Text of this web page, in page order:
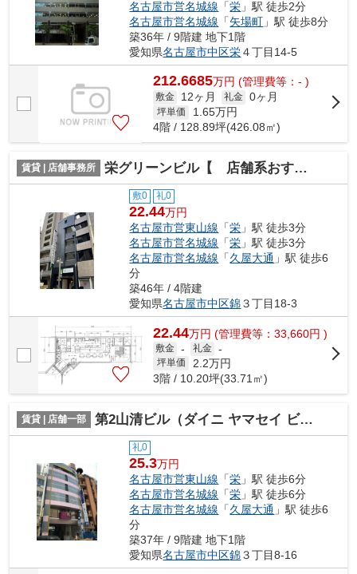
名古屋市営名城線 「栄 」駅 徒歩2分
名古屋市営名城線 「矢場町 」駅 徒歩8分
築36年 / 9階建 地下1階
愛知県名古屋市中区栄４丁目14-5
212.6685万円 (管理費等：- )
敷金 12ヶ月 礼金 0ヶ月
坪単価 1.65万円
4階 / 128.89坪(426.08㎡)
賃貸 | 店舗事務所 栄グリーンビル【 店舗系おすすめ 】
敷0 礼0
22.44万円
名古屋市営東山線 「栄 」駅 徒歩3分
名古屋市営名城線 「栄 」駅 徒歩3分
名古屋市営名城線 「久屋大通 」駅 徒歩6
分
築46年 / 4階建
愛知県名古屋市中区錦３丁目18-3
22.44万円 (管理費等：33,660円 )
敷金 - 礼金 -
坪単価 2.2万円
3階 / 10.20坪(33.71㎡)
賃貸 | 店舗一部 第2山清ビル（ダイニ ヤマセイ ビル）【 店舗系おすすめ 】
礼0
25.3万円
名古屋市営東山線 「栄 」駅 徒歩6分
名古屋市営名城線 「栄 」駅 徒歩6分
名古屋市営名城線 「久屋大通 」駅 徒歩6
分
築37年 / 9階建 地下1階
愛知県名古屋市中区錦３丁目8-16